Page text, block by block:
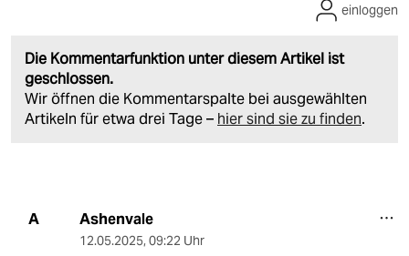
Die Kommentarfunktion unter diesem Artikel ist
geschlossen.
Wir öffnen die Kommentarspalte bei ausgewählten
Artikeln für etwa drei Tage – hier sind sie zu finden.
einloggen
A Ashenvale
12.05.2025, 09:22 Uhr